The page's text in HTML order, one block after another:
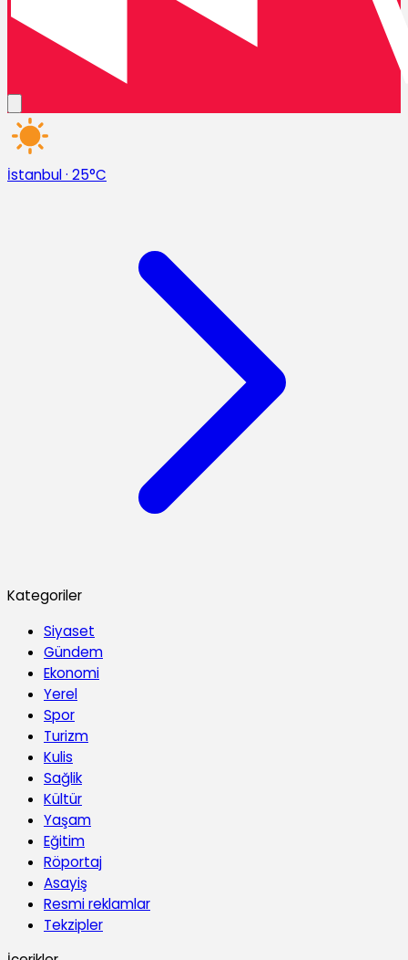
İstanbul· 25°C
Kategoriler
Siyaset
Gündem
Ekonomi
Yerel
Spor
Turizm
Kulis
Sağlik
Kültür
Yaşam
Eğitim
Röportaj
Asayiş
Resmi reklamlar
Tekzipler